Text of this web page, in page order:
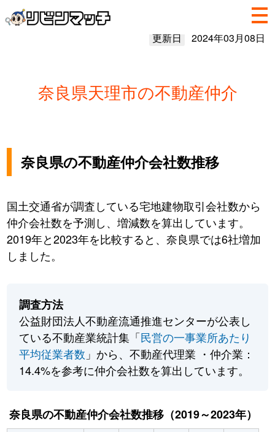
更新日 2024年03月08日
奈良県天理市の不動産仲介
奈良県の不動産仲介会社数推移
国土交通省が調査している宅地建物取引会社数から
仲介会社数を予測し、増減数を算出しています。
2019年と2023年を比較すると、奈良県では6社増加
しました。
調査方法
公益財団法人不動産流通推進センターが公表し
ている不動産業統計集「民営の一事業所あたり
平均従業者数 」から、不動産代理業 ・仲介業：
14.4%を参考に仲介会社数を算出しています。
奈良県の不動産仲介会社数推移（2019～2023年）